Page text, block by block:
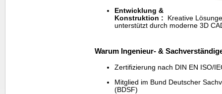
Entwicklung &
Konstruktion : Kreative
unterstützt durch moderne 3D
Warum Ingenieur- &
Zertifizierung nach DIN EN ISO/
Mitglied im Bund Deutscher
(BDSF)